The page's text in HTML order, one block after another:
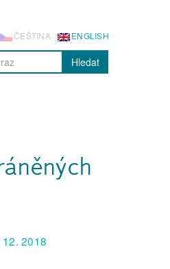
ENGLISH
ČEŠTINA
Hledat
2018